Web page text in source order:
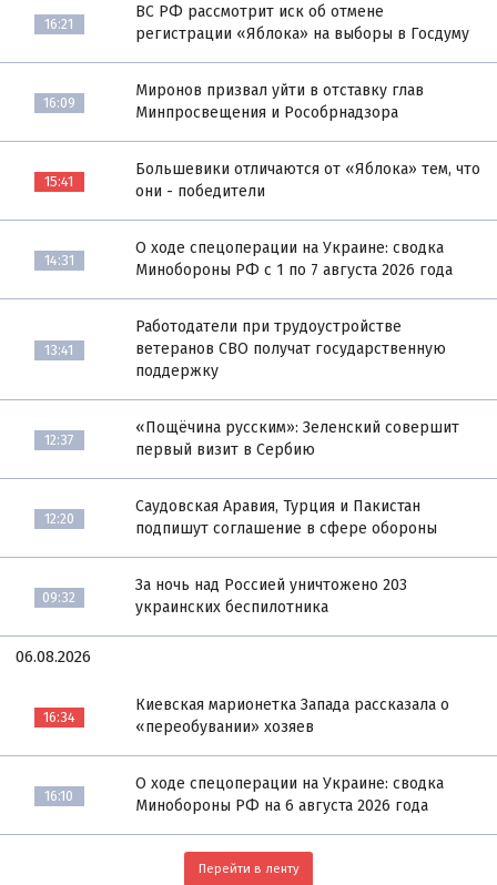
16:21
ВС РФ рассмотрит иск об отмене
регистрации «Яблока» на выборы в Госдуму
16:09
Миронов призвал уйти в отставку глав
Минпросвещения и Рособрнадзора
15:41
Большевики отличаются от «Яблока» тем, что
они - победители
14:31
О ходе спецоперации на Украине: сводка
Минобороны РФ с 1 по 7 августа 2026 года
13:41
Работодатели при трудоустройстве
ветеранов СВО получат государственную
поддержку
12:37
«Пощёчина русским»: Зеленский совершит
первый визит в Сербию
12:20
Саудовская Аравия, Турция и Пакистан
подпишут соглашение в сфере обороны
09:32
За ночь над Россией уничтожено 203
украинских беспилотника
06.08.2026
16:34
Киевская марионетка Запада рассказала о
«переобувании» хозяев
16:10
О ходе спецоперации на Украине: сводка
Минобороны РФ на 6 августа 2026 года
Перейти в ленту